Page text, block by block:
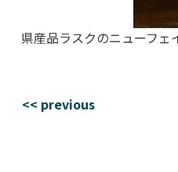
県産品ラスクのニューフ
<< previous